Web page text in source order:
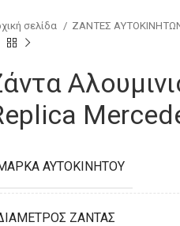
σελίδα ΖΑΝΤΕΣ
ΑΥΤΟΚΙΝΉΤΟΥ
ΖΆΝΤΑΣ